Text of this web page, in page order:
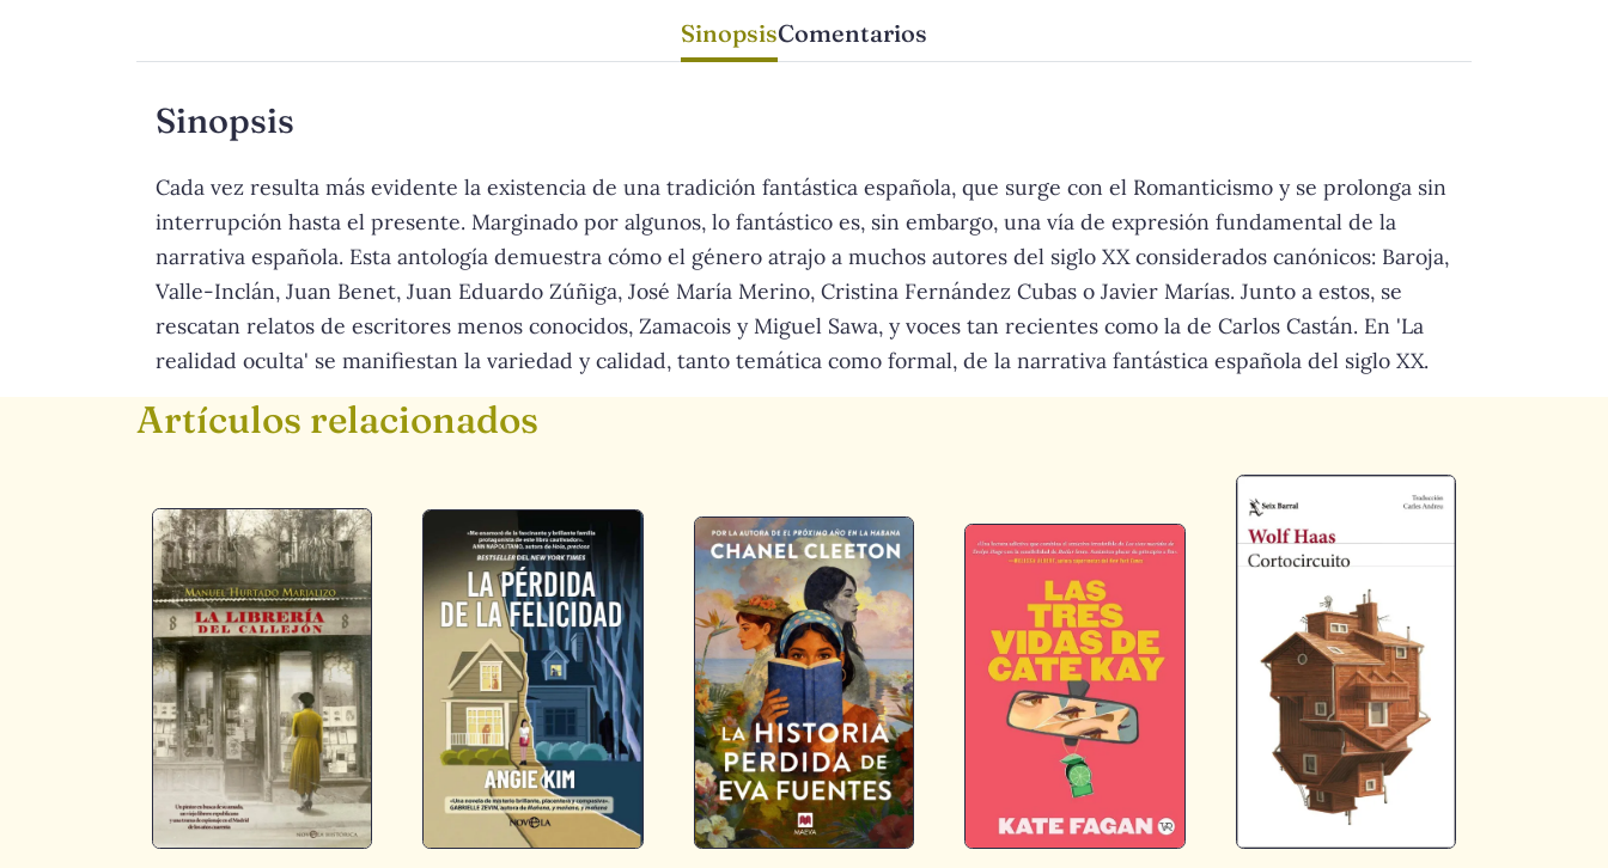
SinopsisComentarios
Sinopsis
Cada vez resulta más evidente la existencia de una tradición fantástica española, que surge con el Romanticismo y se prolonga sin
interrupción hasta el presente. Marginado por algunos, lo fantástico es, sin embargo, una vía de expresión fundamental de la
narrativa española. Esta antología demuestra cómo el género atrajo a muchos autores del siglo XX considerados canónicos: Baroja,
Valle-Inclán, Juan Benet, Juan Eduardo Zúñiga, José María Merino, Cristina Fernández Cubas o Javier Marías. Junto a estos, se
rescatan relatos de escritores menos conocidos, Zamacois y Miguel Sawa, y voces tan recientes como la de Carlos Castán. En 'La
realidad oculta' se manifiestan la variedad y calidad, tanto temática como formal, de la narrativa fantástica española del siglo XX.
Artículos relacionados